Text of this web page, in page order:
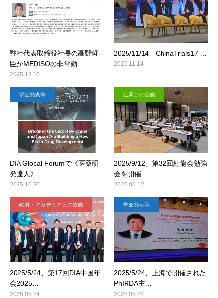
弊社代表取締役社長の高野哲
臣がMEDISOの非常勤…
2025.12.10
2025/11/14、ChinaTrials17 …
2025.11.14
学会発表等
DIA Global Forumで《医薬研
発達人》…
2025.10.30
企業との協働
2025/9/12、第32回紅龍会勉強
会を開催
2025.09.12
政府・アカデミアとの協働
2025/5/24、第17回DIA中国年
会2025…
2025.05.24
学会発表等
2025/5/24、上海で開催された
PhIRDA主…
2025.05.24